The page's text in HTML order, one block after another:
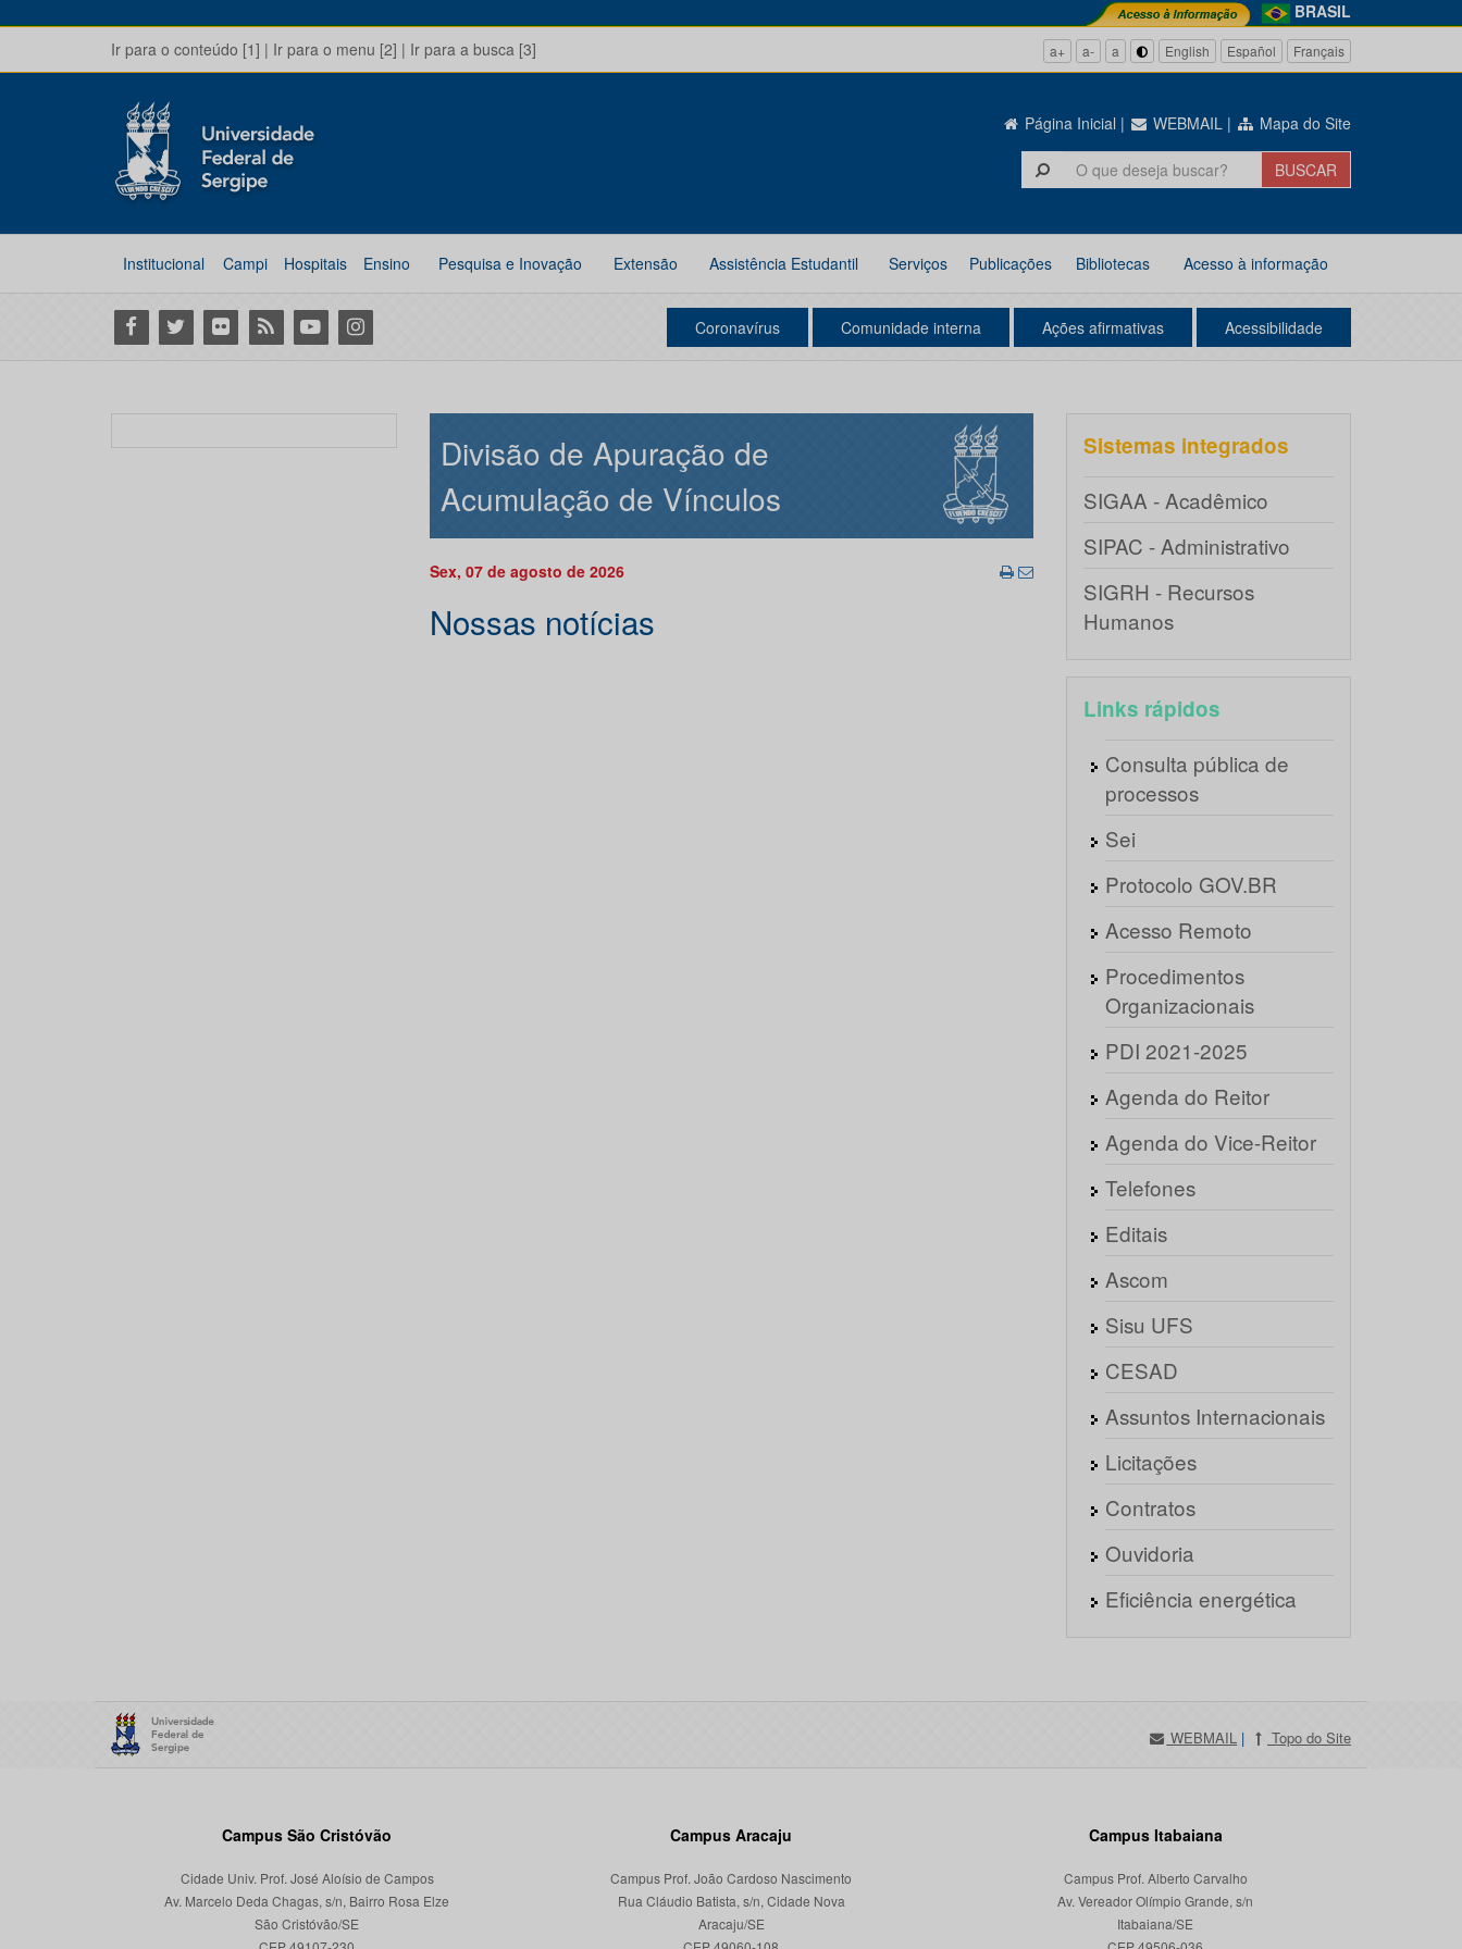
BRASIL
Ir para o conteúdo [1] | Ir para o menu [2] | Ir para a busca [3] a+ a- a English Español Français
Página Inicial | WEBMAIL | Mapa do Site
Institucional Campi Hospitais Ensino Pesquisa e Inovação Extensão Assistência Estudantil Serviços Publicações Bibliotecas Acesso à informação
Facebook
Twitter Flickr RSS YoutubeInstagram Coronavírus Comunidade interna Ações afirmativas Acessibilidade
Divisão de Apuração de
Acumulação de Vínculos
Sex, 07 de agosto de 2026
Nossas notícias
Sistemas integrados
SIGAA - Acadêmico
SIPAC - Administrativo
SIGRH - Recursos
Humanos
Links rápidos
Consulta pública de
processos
Sei
Protocolo GOV.BR
Acesso Remoto
Procedimentos
Organizacionais
PDI 2021-2025
Agenda do Reitor
Agenda do Vice-Reitor
Telefones
Editais
Ascom
Sisu UFS
CESAD
Assuntos Internacionais
Licitações
Contratos
Ouvidoria
Eficiência energética
WEBMAIL | Topo do Site
Campus São Cristóvão
Cidade Univ. Prof. José Aloísio de Campos
Av. Marcelo Deda Chagas, s/n, Bairro Rosa Elze
São Cristóvão/SE
Campus Aracaju
Campus Prof. João Cardoso Nascimento
Rua Cláudio Batista, s/n, Cidade Nova
Aracaju/SE
Campus Itabaiana
Campus Prof. Alberto Carvalho
Av. Vereador Olímpio Grande, s/n
Itabaiana/SE